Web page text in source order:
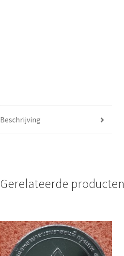
Beschrijving
Gerelateerde producten